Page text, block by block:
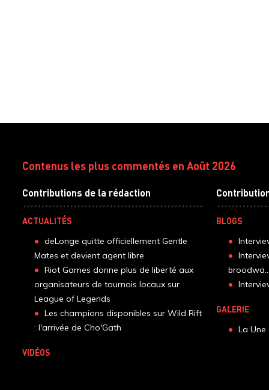
Contenus les plus commentés en Août 2026
Contributions de la rédaction
ACTUALITÉS
deLonge quitte officiellement Gentle
Mates et devient agent libre
Riot Games donne plus de liberté aux
organisateurs de tournois locaux sur
League of Legends
Les champions disponibles sur Wild Rift
: l'arrivée de Cho'Gath
VIDÉOS
BLOGS
broodwa...
GALERIE
La